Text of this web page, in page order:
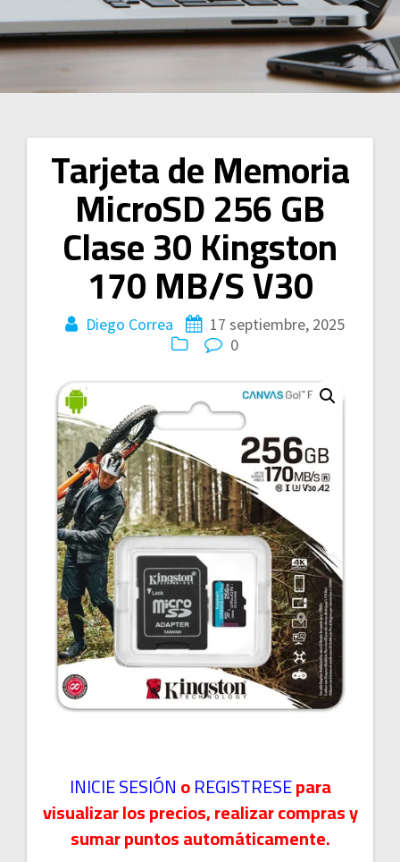
Tarjeta de Memoria
MicroSD 256 GB
Clase 30 Kingston
170 MB/S V30
Diego Correa
17 septiembre, 2025
0
INICIE SESIÓNoREGISTRESEpara
visualizar los precios, realizar compras y
sumar puntos automáticamente.
Navegación
entradas